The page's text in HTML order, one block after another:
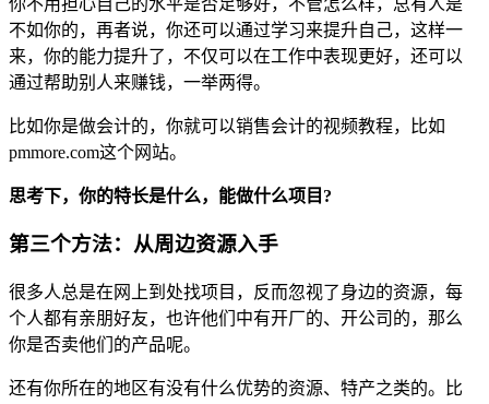
不如你的，再者说，你还可以通过学习来提升自己，这样一
来，你的能力提升了，不仅可以在工作中表现更好，还可以
通过帮助别人来赚钱，一举两得。
比如你是做会计的，你就可以销售会计的视频教程，比如
pmmore.com这个网站。
思考下，你的特长是什么，能做什么项目?
第三个方法：从周边资源入手
很多人总是在网上到处找项目，反而忽视了身边的资源，每
个人都有亲朋好友，也许他们中有开厂的、开公司的，那么
你是否卖他们的产品呢。
还有你所在的地区有没有什么优势的资源、特产之类的。比